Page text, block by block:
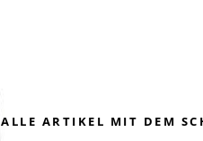
ALLE ARTIKEL MIT DEM